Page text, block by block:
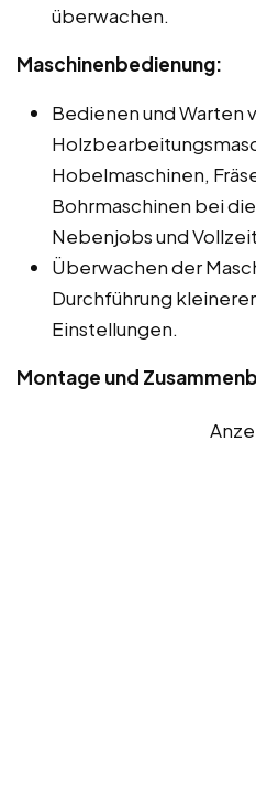
überwachen.
Maschinenbedienung:
Bedienen und Warten
Hobelmaschinen,
Bohrmaschinen bei
Nebenjobs und
Überwachen der
Durchführung
Einstellungen.
Montage und